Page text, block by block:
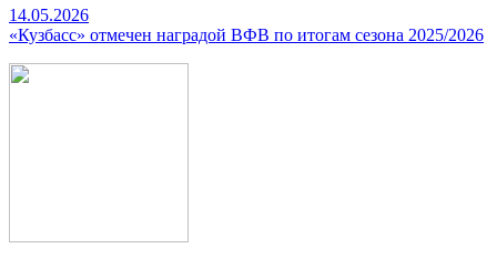
14.05.2026
«Кузбасс» отмечен наградой ВФВ по итогам сезона 2025/2026